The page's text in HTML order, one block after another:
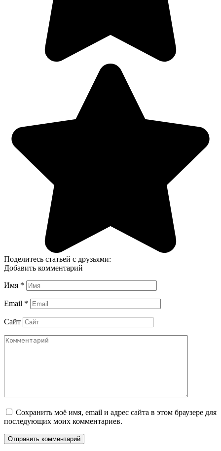
Поделитесь статьей с друзьями:
Добавить комментарий
Имя *
Email *
Сайт
Сохранить моё имя, email и адрес сайта в этом браузере для
последующих моих комментариев.